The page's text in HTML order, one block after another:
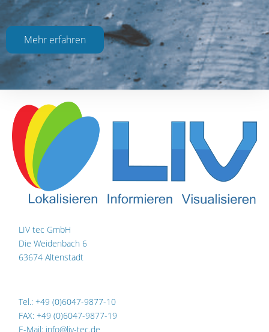
Mehr erfahren
LIV tec GmbH
Die Weidenbach 6
63674 Altenstadt
Tel.: +49 (0)6047-9877-10
FAX: +49 (0)6047-9877-19
E-Mail: info@liv-tec.de